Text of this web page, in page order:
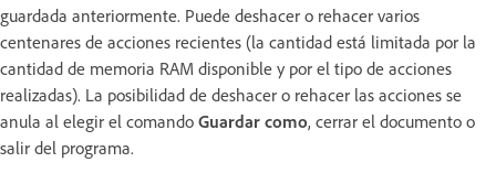
guardada anteriormente. Puede deshacer o rehacer varios
centenares de acciones recientes (la cantidad está limitada por la
cantidad de memoria RAM disponible y por el tipo de acciones
realizadas). La posibilidad de deshacer o rehacer las acciones se
anula al elegir el comando Guardar como, cerrar el documento o
salir del programa.